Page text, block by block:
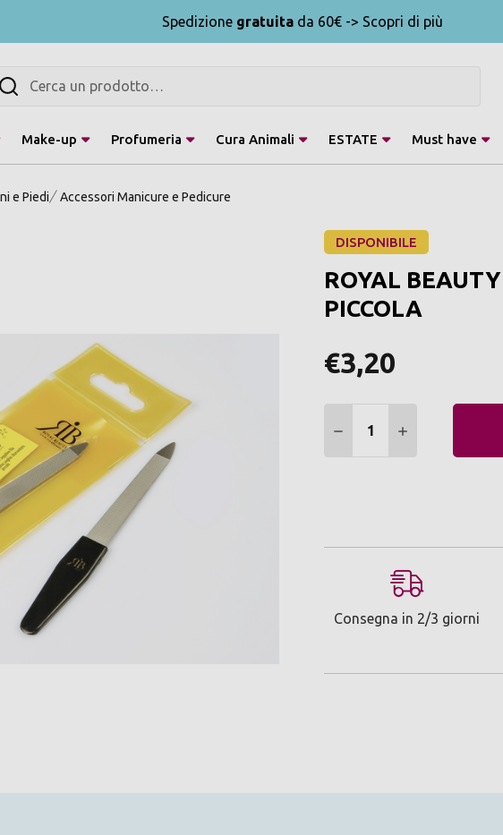
Spedizione gratuita da 60€ -> Scopri di più
Make-up Profumeria Cura Animali ESTATE Must have
e Piedi Accessori Manicure e Pedicure
DISPONIBILE
ROYAL
PICCOLA
€3,20
DIMINUIRE QUANTITÀ:
AUMENTARE
Consegna in 2/3 giorni